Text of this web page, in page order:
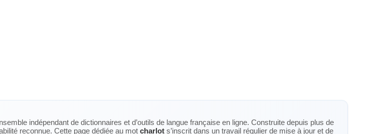
indépendant de dictionnaires et d’outils de langue française en ligne. Construite depuis plus de
reconnue. Cette page dédiée au mot charlot s’inscrit dans un travail régulier de mise à jour et de